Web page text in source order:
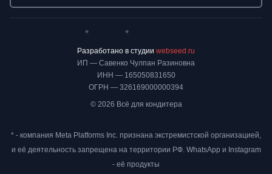
ИП — Савенко Чулпан Разиновна
ИНН — 165050831650
ОГРН — 326169000000394
© 2026 Всё для кондитера
* *
Разработано в студии webseed.ru
* - компания Meta Platforms Inc. признана экстремистской организацией,
и её деятельность запрещена на территории РФ. WhatsApp и Instagram
- её продукты